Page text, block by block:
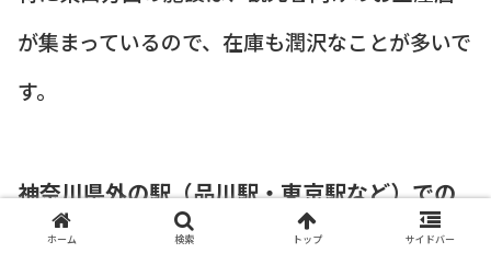
が集まっているので、在庫も潤沢なことが多いで
す。
神奈川県外の駅（品川駅・東京駅など）での
取り扱い
ホーム 検索 トップ サイドバー